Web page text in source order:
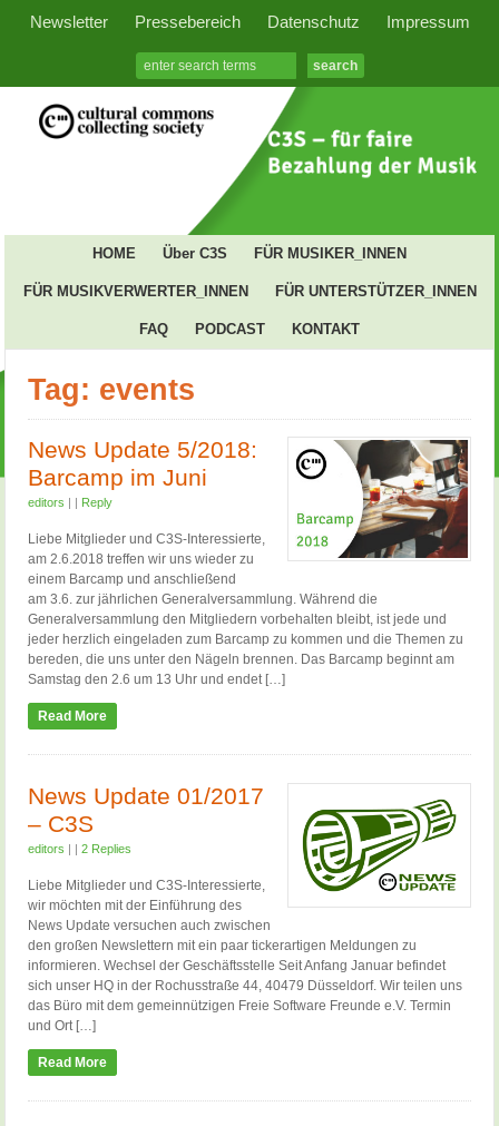
Newsletter Pressebereich Datenschutz Impressum
HOME Über C3S FÜR MUSIKER_INNEN
FÜR MUSIKVERWERTER_INNEN FÜR UNTERSTÜTZER_INNEN
FAQ PODCAST KONTAKT
Tag: events
News Update 5/2018:
Barcamp im Juni
editors | | Reply
Liebe Mitglieder und C3S-Interessierte,
am 2.6.2018 treffen wir uns wieder zu
einem Barcamp und anschließend
am 3.6. zur jährlichen Generalversammlung. Während die
Generalversammlung den Mitgliedern vorbehalten bleibt, ist jede und
jeder herzlich eingeladen zum Barcamp zu kommen und die Themen zu
bereden, die uns unter den Nägeln brennen. Das Barcamp beginnt am
Samstag den 2.6 um 13 Uhr und endet […]
Read More
News Update 01/2017
– C3S
editors | |2 Replies
Liebe Mitglieder und C3S-Interessierte,
wir möchten mit der Einführung des
News Update versuchen auch zwischen
den großen Newslettern mit ein paar tickerartigen Meldungen zu
informieren. Wechsel der Geschäftsstelle Seit Anfang Januar befindet
sich unser HQ in der Rochusstraße 44, 40479 Düsseldorf. Wir teilen uns
das Büro mit dem gemeinnützigen Freie Software Freunde e.V. Termin
und Ort […]
Read More